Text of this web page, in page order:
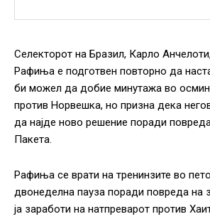
Селекторот на Бразил, Карло
Рафиња е подготвен повторно да
би можел да добие минутажа во
против Норвешка, но призна дека
да најде ново решение поради
Пакета.
Рафиња се врати на тренинзите во
двонеделна пауза поради повреда на
ја заработи на натпреварот против